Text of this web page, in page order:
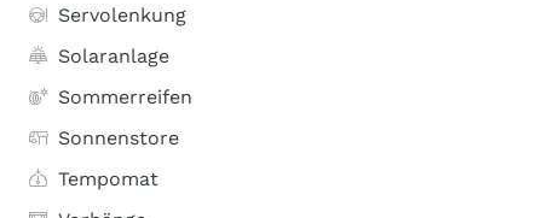
Servolenkung
Solaranlage
Sommerreifen
Sonnenstore
Tempomat